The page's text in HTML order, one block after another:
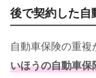
後で契約した自
自動車保険の重複
いほうの自動車保